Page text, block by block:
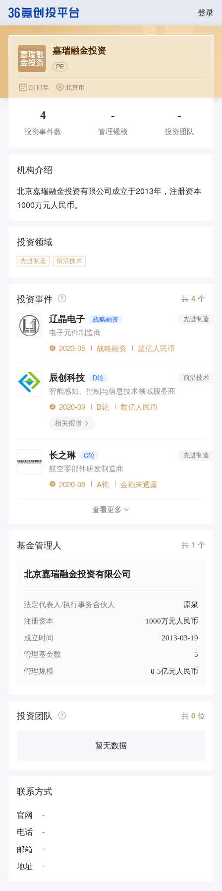
登录
嘉瑞融金投资
PE
2013年 北京市
4
投资事件数
-
管理规模
-
投资团队
机构介绍
北京嘉瑞融金投资有限公司成立于2013年，注册资本
1000万元人民币。
投资领域
先进制造 前沿技术
投资事件 共 4 个
辽晶电子 战略融资
电子元件制造商
先进制造
2023-05 战略融资 超亿人民币
辰创科技 D轮
智能感知、控制与信息技术领域服务商
前沿技术
2020-09 B轮 数亿人民币
相关报道
长之琳 C轮
航空零部件研发制造商
先进制造
2020-08 A轮 金额未透露
查看更多
基金管理人 共 1 个
北京嘉瑞融金投资有限公司
法定代表人/执行事务合伙人 原泉
注册资本 1000万元人民币
成立时间 2013-03-19
管理基金数 5
管理规模 0-5亿元人民币
投资团队 共 0 位
暂无数据
联系方式
官网
-
电话
-
邮箱
-
地址
-